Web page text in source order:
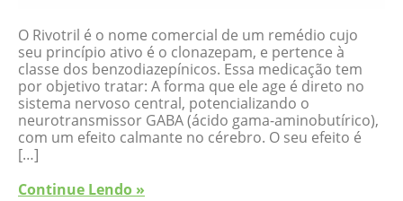
O Rivotril é o nome comercial de um remédio cujo
seu princípio ativo é o clonazepam, e pertence à
classe dos benzodiazepínicos. Essa medicação tem
por objetivo tratar: A forma que ele age é direto no
sistema nervoso central, potencializando o
neurotransmissor GABA (ácido gama-aminobutírico),
com um efeito calmante no cérebro. O seu efeito é
[…]
Continue Lendo »